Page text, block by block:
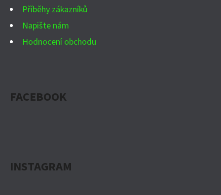
Příběhy zákazníků
Napište nám
Hodnocení obchodu
FACEBOOK
INSTAGRAM